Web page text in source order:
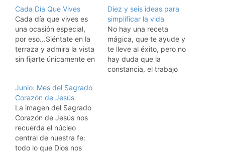
Cada Día Que Vives
Cada día que vives es
una ocasión especial,
por eso...Siéntate en la
terraza y admira la vista
sin fijarte únicamente en
familia y amigos y menos
tiempo trabajando. La
vida es una sucesión de
experiencias para
disfrutar no para
sobrevivir...Usa tus
copas…
Diez y seis ideas para
simplificar la vida
No hay una receta
mágica, que te ayude y
te lleve al éxito, pero no
hay duda que la
constancia, el trabajo
Junio: Mes del Sagrado
Corazón de Jesús
La imagen del Sagrado
Corazón de Jesús nos
recuerda el núcleo
central de nuestra fe:
todo lo que Dios nos